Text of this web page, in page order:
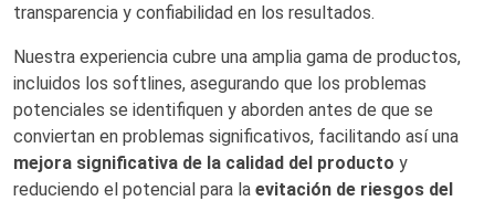
transparencia y confiabilidad en los resultados.
Nuestra experiencia cubre una amplia gama de productos,
incluidos los softlines, asegurando que los problemas
potenciales se identifiquen y aborden antes de que se
conviertan en problemas significativos, facilitando así una
mejora significativa de la calidad del producto y
reduciendo el potencial para la evitación de riesgos del